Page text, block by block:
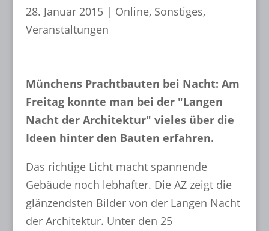
28. Januar 2015| Online, Sonstiges,
Veranstaltungen
Münchens Prachtbauten bei Nacht: Am
Freitag konnte man bei der "Langen
Nacht der Architektur" vieles über die
Ideen hinter den Bauten erfahren.
Das richtige Licht macht spannende
Gebäude noch lebhafter. Die AZ zeigt die
glänzendsten Bilder von der Langen Nacht
der Architektur. Unter den 25